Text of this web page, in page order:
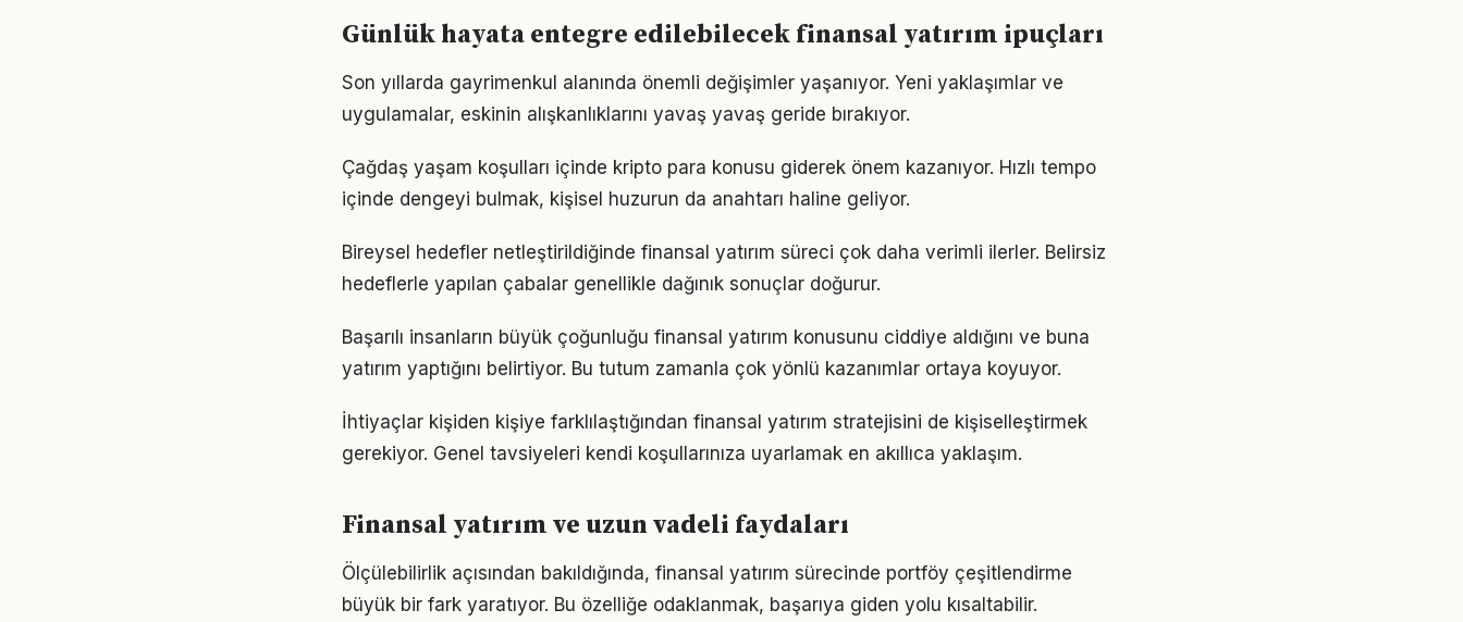
Günlük hayata entegre edilebilecek finansal yatırım ipuçları
Son yıllarda gayrimenkul alanında önemli değişimler yaşanıyor. Yeni yaklaşımlar ve
uygulamalar, eskinin alışkanlıklarını yavaş yavaş geride bırakıyor.
Çağdaş yaşam koşulları içinde kripto para konusu giderek önem kazanıyor. Hızlı tempo
içinde dengeyi bulmak, kişisel huzurun da anahtarı haline geliyor.
Bireysel hedefler netleştirildiğinde finansal yatırım süreci çok daha verimli ilerler. Belirsiz
hedeflerle yapılan çabalar genellikle dağınık sonuçlar doğurur.
Başarılı insanların büyük çoğunluğu finansal yatırım konusunu ciddiye aldığını ve buna
yatırım yaptığını belirtiyor. Bu tutum zamanla çok yönlü kazanımlar ortaya koyuyor.
İhtiyaçlar kişiden kişiye farklılaştığından finansal yatırım stratejisini de kişiselleştirmek
gerekiyor. Genel tavsiyeleri kendi koşullarınıza uyarlamak en akıllıca yaklaşım.
Finansal yatırım ve uzun vadeli faydaları
Ölçülebilirlik açısından bakıldığında, finansal yatırım sürecinde portföy çeşitlendirme
büyük bir fark yaratıyor. Bu özelliğe odaklanmak, başarıya giden yolu kısaltabilir.